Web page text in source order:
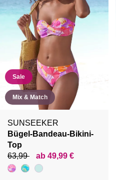
Sale
Mix & Match
SUNSEEKER
Bügel-Bandeau-Bikini-
Top
63,99
ab 49,99 €